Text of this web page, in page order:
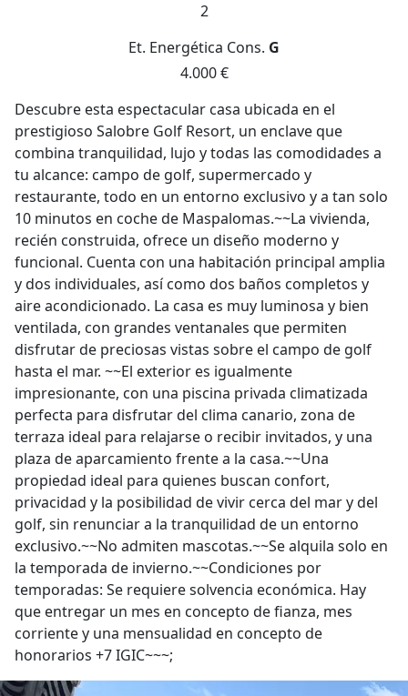
2
Et. Energética Cons. G
4.000 €
Descubre esta espectacular casa ubicada en el
prestigioso Salobre Golf Resort, un enclave que
combina tranquilidad, lujo y todas las comodidades a
tu alcance: campo de golf, supermercado y
restaurante, todo en un entorno exclusivo y a tan solo
10 minutos en coche de Maspalomas.~~La vivienda,
recién construida, ofrece un diseño moderno y
funcional. Cuenta con una habitación principal amplia
y dos individuales, así como dos baños completos y
aire acondicionado. La casa es muy luminosa y bien
ventilada, con grandes ventanales que permiten
disfrutar de preciosas vistas sobre el campo de golf
hasta el mar. ~~El exterior es igualmente
impresionante, con una piscina privada climatizada
perfecta para disfrutar del clima canario, zona de
terraza ideal para relajarse o recibir invitados, y una
plaza de aparcamiento frente a la casa.~~Una
propiedad ideal para quienes buscan confort,
privacidad y la posibilidad de vivir cerca del mar y del
golf, sin renunciar a la tranquilidad de un entorno
exclusivo.~~No admiten mascotas.~~Se alquila solo en
la temporada de invierno.~~Condiciones por
temporadas: Se requiere solvencia económica. Hay
que entregar un mes en concepto de fianza, mes
corriente y una mensualidad en concepto de
honorarios +7 IGIC~~~;